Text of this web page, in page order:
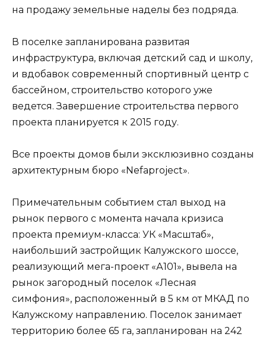
на продажу земельные наделы без подряда.
В поселке запланирована развитая
инфраструктура, включая детский сад и школу,
и вдобавок современный спортивный центр с
бассейном, строительство которого уже
ведется. Завершение строительства первого
проекта планируется к 2015 году.
Все проекты домов были эксклюзивно созданы
архитектурным бюро «Nefaproject».
Примечательным событием стал выход на
рынок первого с момента начала кризиса
проекта премиум-класса: УК «Масштаб»,
наибольший застройщик Калужского шоссе,
реализующий мега-проект «А101», вывела на
рынок загородный поселок «Лесная
симфония», расположенный в 5 км от МКАД по
Калужскому направлению. Поселок занимает
территорию более 65 га, запланирован на 242